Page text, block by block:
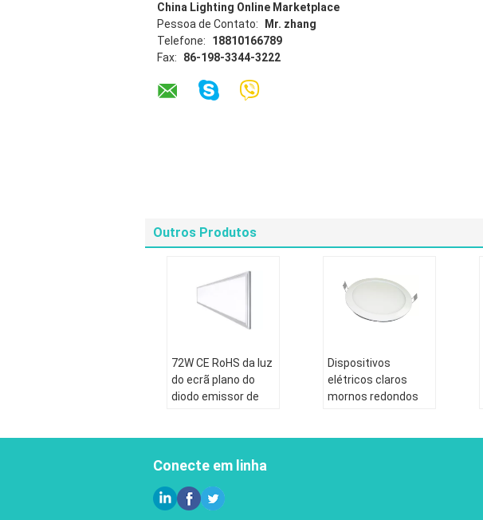
China Lighting Online Marketplace
Pessoa de Contato:
Mr. zhang
Telefone:
18810166789
Fax:
86-198-3344-3222
Outros Produtos
72W CE RoHS da luz
do ecrã plano do
diodo emissor de
Dispositivos
elétricos claros
mornos redondos
Conecte em linha